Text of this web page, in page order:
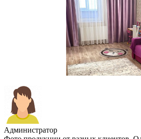
Администратор